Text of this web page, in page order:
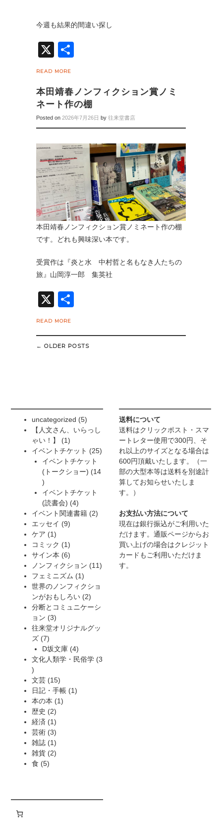
今週も結果的間違い探し
X
READ MORE
本田靖春ノンフィクション賞ノミ
ネート作の棚
Posted on 2026年7月26日 by 往来堂書店
本田靖春ノンフィクション賞ノミネート作の棚
です。どれも興味深い本です。
受賞作は『炎と水 中村哲と名もなき人たちの
旅』山岡淳一郎 集英社
X
READ MORE
Posts
navigation
← OLDER POSTS
uncategorized 55
個
商
品
【人文さん、いらっし
ゃい！】
11
個
の
商
イベントチケット 2525
の
イベントチケット
(トークショー)
14
14
個
の
商
品
イベントチケット
(読書会)
44
個
イベント関連書籍 22
エッセイ 99
の
商
品
ケア 11
個
の
商
品
コミック 11
個
の
商
品
サイン本 66
個
の
商
品
ノンフィクション 1111
の
品
フェミニズム 11
個
の
商
世界のノンフィクショ
ンがおもしろい
22
個
商
分断とコミュニケーシ
ョン
33
個
商
品
往来堂オリジナルグッ
ズ 77
個
の
品
D坂文庫 44
個
品
文化人類学・民俗学 3
3
個
の
商
品
文芸 1515
個
の
日記・手帳 11
本の本 11
歴史 22
個
の
商
品
経済 11
個
の
商
芸術 33
個
の
雑誌 11
個
雑貨 22
食 55
送料について
送料はクリックポスト・スマ
ートレター使用で300円、そ
れ以上のサイズとなる場合は
600円頂戴いたします。（一
部の大型本等は送料を別途計
算してお知らせいたしま
す。）
お支払い方法について
現在は銀行振込がご利用いた
だけます。通販ページからお
買い上げの場合はクレジット
カードもご利用いただけま
す。